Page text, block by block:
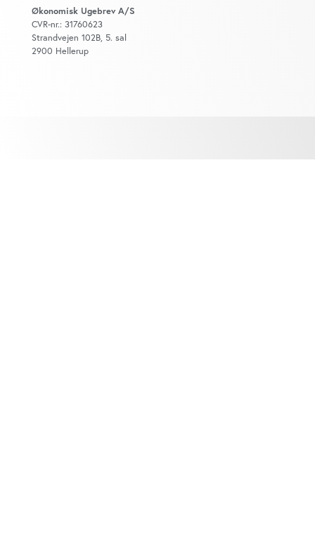
Økonomisk Ugebrev A/S
CVR-nr.: 31760623
Strandvejen 102B, 5. sal
2900 Hellerup